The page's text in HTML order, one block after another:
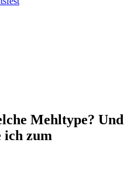
Mehltype? Und
ich zum